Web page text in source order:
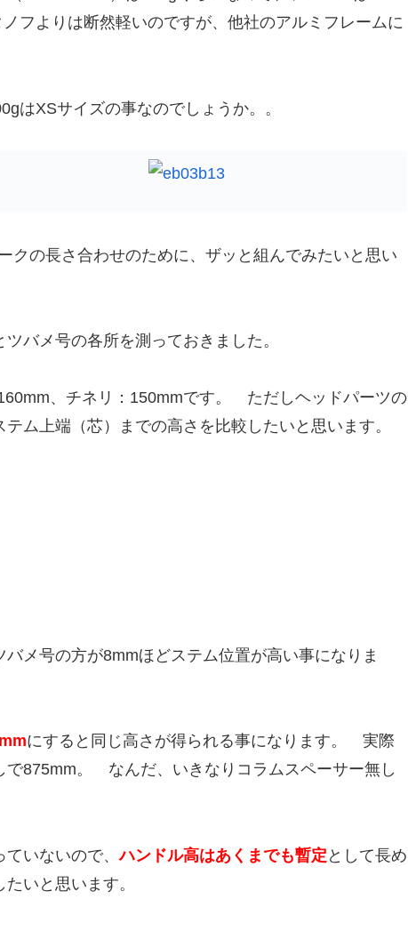
よりは断然軽いのですが、他社のアルミフレームに
はXSサイズの事なのでしょうか。。
クの長さ合わせのために、ザッと組んでみたいと思い
バメ号の各所を測っておきました。
、チネリ：150mmです。 ただしヘッドパーツの
ム上端（芯）までの高さを比較したいと思います。
メ号の方が8mmほどステム位置が高い事になりま
にすると同じ高さが得られる事になります。 実際
875mm。 なんだ、いきなりコラムスペーサー無し
ていないので、ハンドル高はあくまでも暫定 として長め
いと思います。